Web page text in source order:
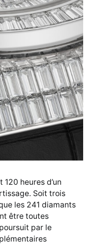
heures d’un
Soit trois
les 241 diamants
être toutes
par le